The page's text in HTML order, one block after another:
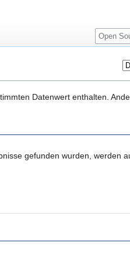
Datenwert enthalten.
gefunden wurden, werden
Suche